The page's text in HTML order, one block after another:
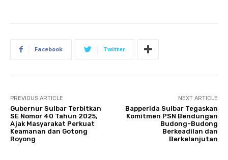
Facebook Twitter
PREVIOUS ARTICLE
Gubernur Sulbar Terbitkan
SE Nomor 40 Tahun 2025,
Ajak Masyarakat Perkuat
Keamanan dan Gotong
Royong
NEXT ARTICLE
Bapperida Sulbar Tegaskan
Komitmen PSN Bendungan
Budong-Budong
Berkeadilan dan
Berkelanjutan